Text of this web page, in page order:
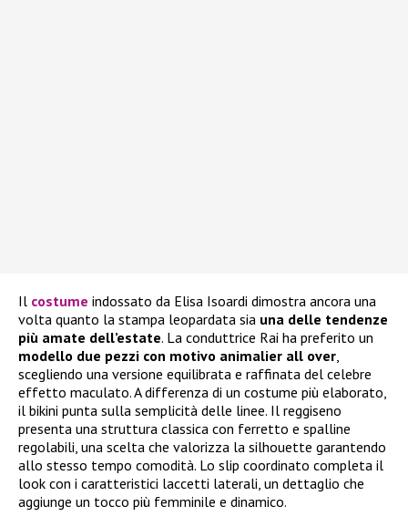
Il costume indossato da Elisa Isoardi dimostra ancora una
volta quanto la stampa leopardata sia una delle tendenze
più amate dell’estate. La conduttrice Rai ha preferito un
modello due pezzi con motivo animalier all over
scegliendo una versione equilibrata e raffinata del celebre
effetto maculato. A differenza di un costume più elaborato,
il bikini punta sulla semplicità delle linee. Il reggiseno
presenta una struttura classica con ferretto e spalline
regolabili, una scelta che valorizza la silhouette garantendo
allo stesso tempo comodità. Lo slip coordinato completa il
look con i caratteristici laccetti laterali, un dettaglio che
aggiunge un tocco più femminile e dinamico.